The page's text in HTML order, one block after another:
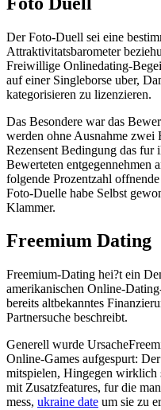
Der Foto-Duell sei eine
Attraktivitatsbarometer
Freiwillige Onlinedating-
auf einer Singleborse uber,
kategorisieren zu lizenzieren.
Das Besondere war das
werden ohne Ausnahme zwei
Rezensent Bedingung das
Bewerteten entgegennehmen
folgende Prozentzahl
Foto-Duelle habe Selbst
Klammer.
Freemium Dating
Freemium-Dating hei?t ein
amerikanischen Online-
bereits altbekanntes
Partnersuche beschreibt.
Generell wurde
Online-Games aufgespurt:
mitspielen, Hingegen wirklich
mit Zusatzfeatures, fur die
mess, ukraine date um sie zu